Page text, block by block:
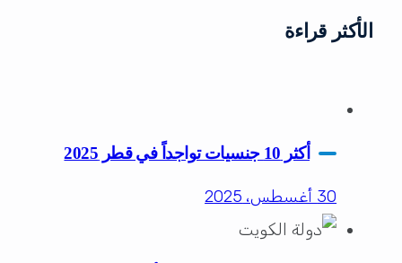
الأكثر قراءة
أكثر 10 جنسيات تواجداً في قطر 2025
30 أغسطس، 2025